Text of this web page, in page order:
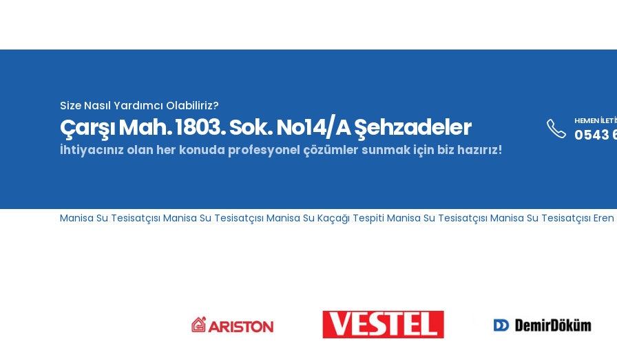
Size Nasıl Yardımcı Olabiliriz?
Çarşı Mah. 1803. Sok. No14/A Şehzadeler
İhtiyacınız olan her konuda profesyonel çözümler sunmak için biz hazırız!
HEMEN
0543
Manisa Su Tesisatçısı Manisa Su Tesisatçısı Manisa Su Kaçağı Tespiti Manisa Su Tesisatçısı Manisa Su Tesisatçısı